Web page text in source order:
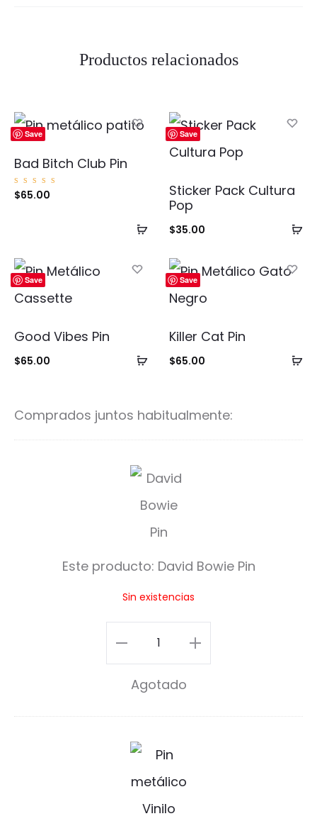
Productos relacionados
Save
Añadir
carrito
Bad Bitch Club Pin
Valorad
o con
$65.00
Save
Sticker Pack Cultura
Pop
$35.00
Save
Añadir
Good Vibes Pin
$65.00
Save
Killer Cat Pin
$65.00
Comprados juntos habitualmente:
D
a
v
B
w
i
e
Este producto: David Bowie Pin
Sin existencias
David
Bowie
cantidad
Agotado
D
J
D